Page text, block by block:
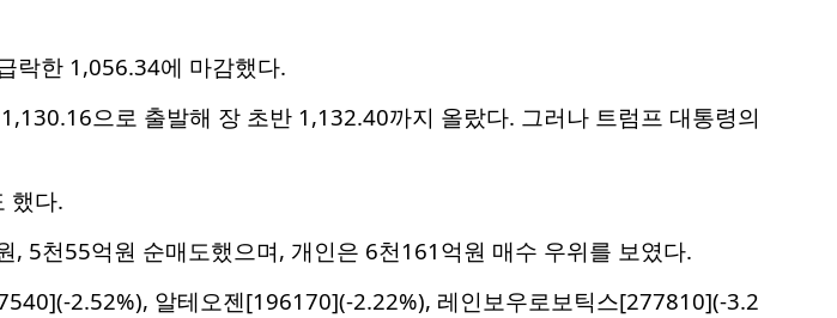
락한 1,056.34에 마감했다.
으로 출발해 장 초반 1,132.40까지 올랐다. 그러나 트럼프 대통령의
했다.
, 5천55억원 순매도했으며, 개인은 6천161억원 매수 우위를 보였다.
2.52%), 알테오젠[196170](-2.22%), 레인보우로보틱스[277810](-3.2